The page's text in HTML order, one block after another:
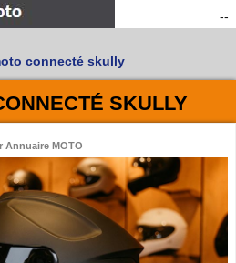
--
MOTOouSCOOTER
Trouver un garage Moto !
L'ANNUAIRE MOTO & SCOOTER
connecté skully
SKULLY
Annuaire MOTO